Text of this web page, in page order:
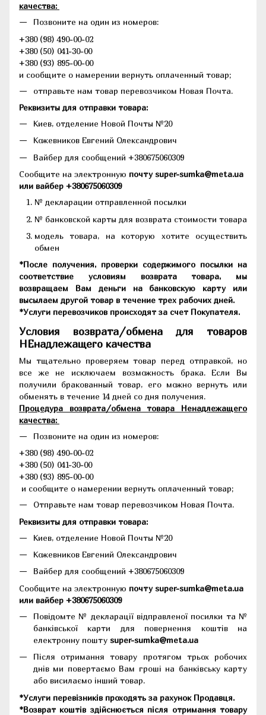
качества:
Позвоните на один из номеров:
+380 (98) 490-00-02
+380 (50) 041-30-00
+380 (93) 895-00-00
и сообщите о намерении вернуть оплаченный товар;
отправьте нам товар перевозчиком Новая Почта.
Реквизиты для отправки товара:
Киев, отделение Новой Почты №20
Кожевников Евгений Олександрович
Вайбер для сообщений +380675060309
Сообщите на электронную почту super-sumka@meta.ua
или вайбер +380675060309
№ декларации отправленной посылки
№ банковской карты для возврата стоимости товара
модель товара, на которую хотите осуществить
обмен
*После получения, проверки содержимого посылки на
соответствие условиям возврата товара, мы
возвращаем Вам деньги на банковскую карту или
высылаем другой товар в течение трех рабочих дней.
*Услуги перевозчиков происходят за счет Покупателя.
Условия возврата/обмена для товаров
НЕнадлежащего качества
Мы тщательно проверяем товар перед отправкой, но
все же не исключаем возможность брака. Если Вы
получили бракованный товар, его можно вернуть или
обменять в течение 14 дней со дня получения.
Процедура возврата/обмена товара Ненадлежащего
качества:
Позвоните на один из номеров:
+380 (98) 490-00-02
+380 (50) 041-30-00
+380 (93) 895-00-00
и сообщите о намерении вернуть оплаченный товар;
Отправьте нам товар перевозчиком Новая Почта.
Реквизиты для отправки товара:
Киев, отделение Новой Почты №20
Кожевников Евгений Олександрович
Вайбер для сообщений +380675060309
Сообщите на электронную почту super-sumka@meta.ua
или вайбер +380675060309
Повідомте № декларації відправленої посилки та №
банківської карти для повернення коштів на
електронну пошту super-sumka@meta.ua
Після отримання товару протягом трьох робочих
днів ми повертаємо Вам гроші на банківську карту
або висилаємо інший товар.
*Услуги перевізників проходять за рахунок Продавця.
*Возврат коштів здійснюється після отримання товару